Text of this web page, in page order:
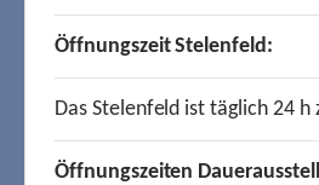
Öffnungszeit Stelenfeld:
Das Stelenfeld ist täglich 24 h
Öffnungszeiten